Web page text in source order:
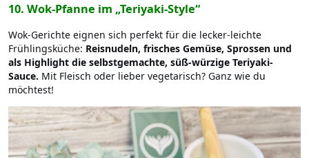
10. Wok-Pfanne im „Teriyaki-Style“
Wok-Gerichte eignen sich perfekt für die lecker-leichte
Frühlingsküche: Reisnudeln, frisches Gemüse, Sprossen und
als Highlight die selbstgemachte, süß-würzige Teriyaki-
Sauce. Mit Fleisch oder lieber vegetarisch? Ganz wie du
möchtest!